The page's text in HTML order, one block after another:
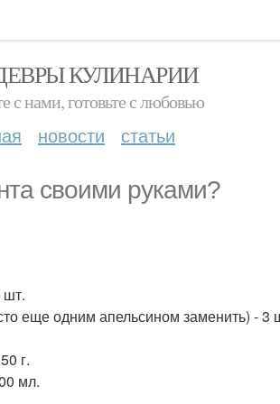
КУЛИНАРИИ
с нами, готовьте с любовью
новости статьи
своими руками?
шт.
еще одним апельсином заменить) - 3
г.
мл.